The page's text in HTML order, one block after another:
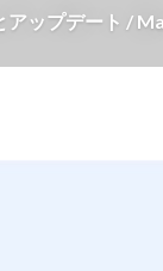
アップデート